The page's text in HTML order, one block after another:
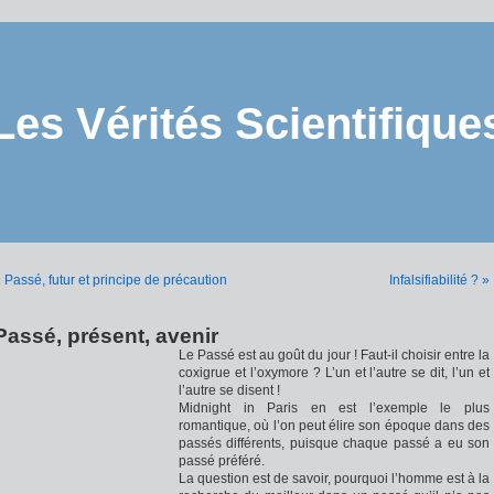
Vérités
Passé, futur et principe de précaution Infalsifiabilité ? »
présent, avenir
Le Passé est au goût du jour ! Faut-il choisir entre la
coxigrue et l’oxymore ? L’un et l’autre se dit, l’un et
l’autre se disent !
Midnight in Paris en est l’exemple le plus
romantique, où l’on peut élire son époque dans des
passés différents, puisque chaque passé a eu son
passé préféré.
La question est de savoir, pourquoi l’homme est à la